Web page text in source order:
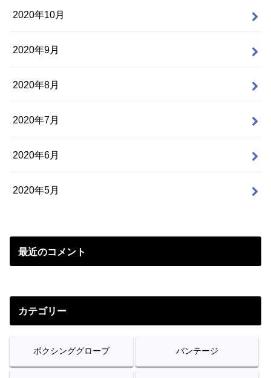
2020年10月
2020年9月
2020年8月
2020年7月
2020年6月
2020年5月
最近のコメント
カテゴリー
ボクシンググローブ バンテージ